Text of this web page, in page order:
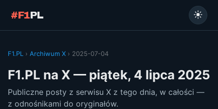
#F1PL
F1.PL › Archiwum X › 2025-07-04
F1.PL na X — piątek, 4 lipca 2025
Publiczne posty z serwisu X z tego dnia, w całości —
z odnośnikami do oryginałów.